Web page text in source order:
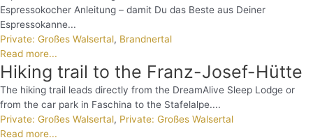
Espressokocher Anleitung – damit Du das Beste aus Deiner
Espressokanne...
Private: Großes Walsertal, Brandnertal
Read more...
Hiking trail to the Franz-Josef-Hütte
The hiking trail leads directly from the DreamAlive Sleep Lodge or
from the car park in Faschina to the Stafelalpe....
Private: Großes Walsertal, Private: Großes Walsertal
Read more...